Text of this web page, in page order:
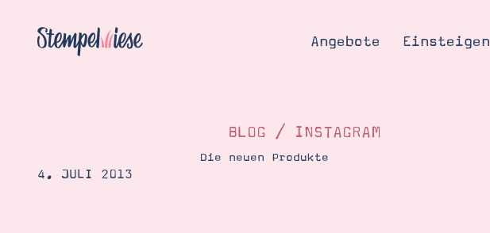
Angebote Einsteigen
BLOG / INSTAGRAM
Die neuen Produkte
4. JULI 2013